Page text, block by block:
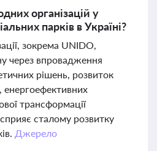
організацій у
парків в Україні?
зокрема UNIDO,
через впровадження
рішень, розвиток
енергоефективних
трансформації
сталому розвитку
Джерело